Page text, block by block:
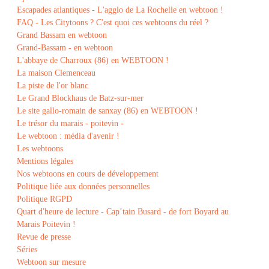
Escapades atlantiques - L'agglo de La Rochelle en webtoon !
FAQ - Les Citytoons ? C'est quoi ces webtoons du réel ?
Grand Bassam en webtoon
Grand-Bassam - en webtoon
L'abbaye de Charroux (86) en WEBTOON !
La maison Clemenceau
La piste de l'or blanc
Le Grand Blockhaus de Batz-sur-mer
Le site gallo-romain de sanxay (86) en WEBTOON !
Le trésor du marais - poitevin -
Le webtoon : média d'avenir !
Les webtoons
Mentions légales
Nos webtoons en cours de développement
Politique liée aux données personnelles
Politique RGPD
Quart d'heure de lecture - Cap’tain Busard - de fort Boyard au
Marais Poitevin !
Revue de presse
Séries
Webtoon sur mesure